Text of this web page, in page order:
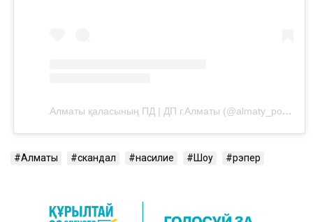
Алматы қаласының ПД | ДП г.Алматы (@almaty_police_department)'in paylaştığı bir gönderi
Алматы скандал насилие Шоу рэпер